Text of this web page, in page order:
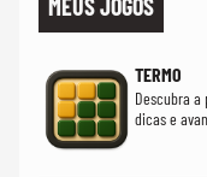
MEUS JOGOS
TERMO
Descubra
dicas e